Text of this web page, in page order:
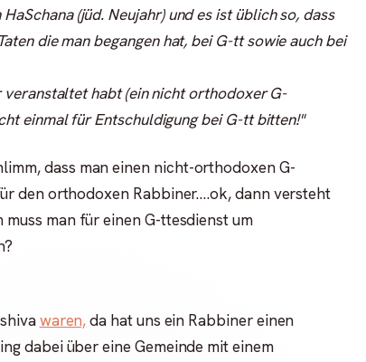
(jüd. Neujahr) und es ist üblich so, dass
die man begangen hat, bei G-tt sowie auch bei
habt (ein nicht orthodoxer G-
einmal für Entschuldigung bei G-tt bitten!"
dass man einen nicht-orthodoxen G-
den orthodoxen Rabbiner....ok, dann versteht
man für einen G-ttesdienst um
waren,da hat uns ein Rabbiner einen
dabei über eine Gemeinde mit einem